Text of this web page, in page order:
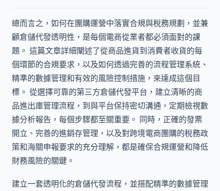
總而言之，如何在團購運營中落實合規與稅務規劃，並兼
顧倉儲代發透明性，是每個電商從業者都必須面對的課
題。 這篇文章詳細闡述了從商品進貨到消費者收貨的每
個環節的合規要求，以及如何透過完善的流程管理系統、
精準的數據管理和有效的風險控制措施，來達成這個目
標。 從選擇可靠的第三方倉儲代發平台，建立清晰的商
品進出庫管理流程，到與平台保持密切溝通，定期檢視數
據分析報告，每個步驟都至關重要。 同時，正確的發票
開立、完善的進銷存管理，以及對跨境電商團購的稅務政
策和海關申報要求的充分理解，都是確保合規運營和降低
財務風險的關鍵。
建立一套透明化的倉儲代發流程，並搭配精準的數據管理